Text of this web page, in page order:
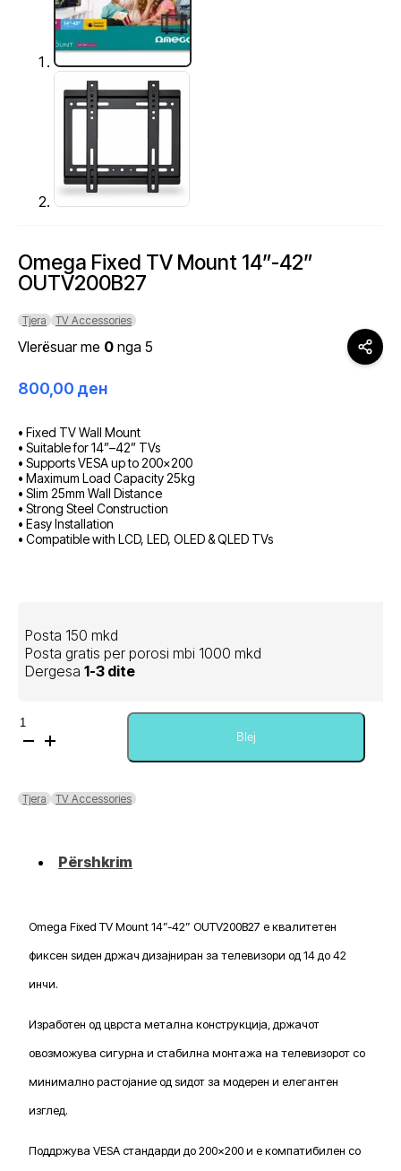
Omega Fixed TV Mount 14”-42”
OUTV200B27
Tjera TV Accessories
Vlerësuar me 0 nga 5
800,00 ден
• Fixed TV Wall Mount
• Suitable for 14”–42” TVs
• Supports VESA up to 200×200
• Maximum Load Capacity 25kg
• Slim 25mm Wall Distance
• Strong Steel Construction
• Easy Installation
• Compatible with LCD, LED, OLED & QLED TVs
Posta 150 mkd
Posta gratis per porosi mbi 1000 mkd
Dergesa 1-3 dite
Sasi
Omega
Mount
14”-42”
Blej
Tjera TV Accessories
Përshkrim
Omega Fixed TV Mount 14”-42” OUTV200B27 е квалитетен
фиксен ѕиден држач дизајниран за телевизори од 14 до 42
инчи.
Изработен од цврста метална конструкција, држачот
овозможува сигурна и стабилна монтажа на телевизорот со
минимално растојание од ѕидот за модерен и елегантен
изглед.
Поддржува VESA стандарди до 200×200 и е компатибилен со